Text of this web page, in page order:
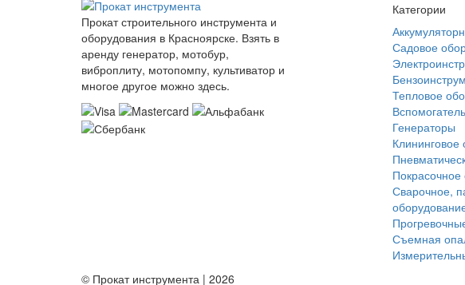
Прокат строительного инструмента и
оборудования в Красноярске. Взять в
аренду генератор, мотобур,
виброплиту, мотопомпу, культиватор и
многое другое можно здесь.
Категории
Садовое
Тепловое
Генераторы
Клининговое
Сварочное,
Съемная
© Прокат инструмента | 2026